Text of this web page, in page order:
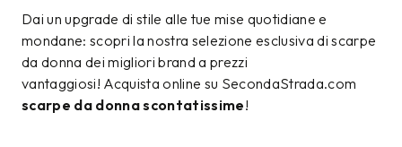
Dai un upgrade di stile alle tue mise quotidiane e
mondane: scopri la nostra selezione esclusiva di scarpe
da donna dei migliori brand a prezzi
vantaggiosi! Acquista online su SecondaStrada.com
scarpe da donna scontatissime!